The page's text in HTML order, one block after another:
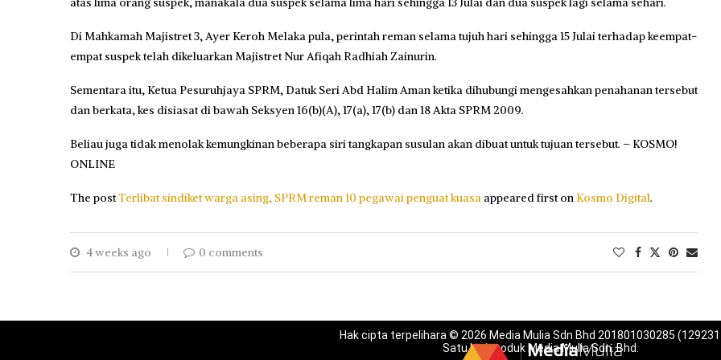
Di Mahkamah Majistret 3, Ayer Keroh Melaka pula, perintah reman selama tujuh hari sehingga 15 Julai terhadap keempat-
empat suspek telah dikeluarkan Majistret Nur Afiqah Radhiah Zainurin.
Sementara itu, Ketua Pesuruhjaya SPRM, Datuk Seri Abd Halim Aman ketika dihubungi mengesahkan penahanan tersebut
dan berkata, kes disiasat di bawah Seksyen 16(b)(A), 17(a), 17(b) dan 18 Akta SPRM 2009.
Beliau juga tidak menolak kemungkinan beberapa siri tangkapan susulan akan dibuat untuk tujuan tersebut. – KOSMO!
ONLINE
The postTerlibat sindiket warga asing, SPRM reman 10 pegawai penguat kuasa appeared first on Kosmo Digital.
4 weeks ago 0 comments
Hak cipta terpelihara © 2026 Media Mulia Sdn Bhd 201801030285
Satu lagi produk Media Mulia Sdn. Bhd.